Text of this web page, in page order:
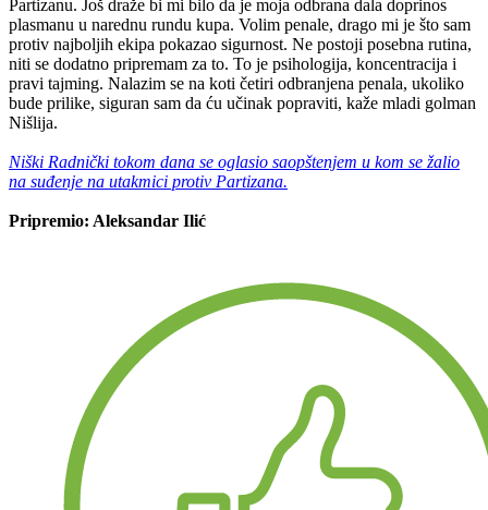
Partizanu. Još draže bi mi bilo da je moja odbrana dala doprinos
plasmanu u narednu rundu kupa. Volim penale, drago mi je što sam
protiv najboljih ekipa pokazao sigurnost. Ne postoji posebna rutina,
niti se dodatno pripremam za to. To je psihologija, koncentracija i
pravi tajming. Nalazim se na koti četiri odbranjena penala, ukoliko
bude prilike, siguran sam da ću učinak popraviti, kaže mladi golman
Nišlija.
Niški Radnički tokom dana se oglasio saopštenjem u kom se žalio
na suđenje na utakmici protiv Partizana.
Pripremio: Aleksandar Ilić